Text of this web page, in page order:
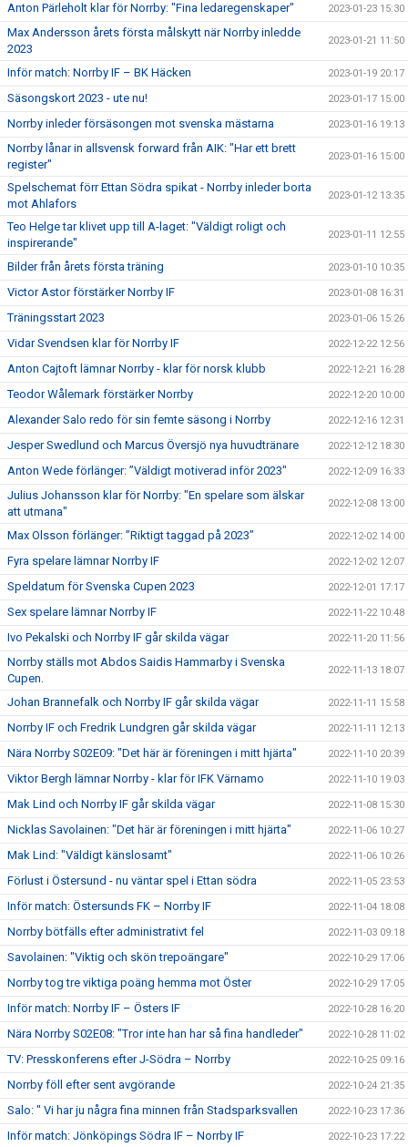
Anton Pärleholt klar för Norrby: "Fina ledaregenskaper" 2023-01-23 15:30
Max Andersson årets första målskytt när Norrby inledde
2023
2023-01-21 11:50
Inför match: Norrby IF – BK Häcken 2023-01-19 20:17
Säsongskort 2023 - ute nu! 2023-01-17 15:00
Norrby inleder försäsongen mot svenska mästarna 2023-01-16 19:13
Norrby lånar in allsvensk forward från AIK: "Har ett brett
register"
2023-01-16 15:00
Spelschemat förr Ettan Södra spikat - Norrby inleder borta
mot Ahlafors
2023-01-12 13:35
Teo Helge tar klivet upp till A-laget: "Väldigt roligt och
inspirerande"
2023-01-11 12:55
Bilder från årets första träning 2023-01-10 10:35
Victor Astor förstärker Norrby IF 2023-01-08 16:31
Träningsstart 2023 2023-01-06 15:26
Vidar Svendsen klar för Norrby IF 2022-12-22 12:56
Anton Cajtoft lämnar Norrby - klar för norsk klubb 2022-12-21 16:28
Teodor Wålemark förstärker Norrby 2022-12-20 10:00
Alexander Salo redo för sin femte säsong i Norrby 2022-12-16 12:31
Jesper Swedlund och Marcus Översjö nya huvudtränare 2022-12-12 18:30
Anton Wede förlänger: ”Väldigt motiverad inför 2023" 2022-12-09 16:33
Julius Johansson klar för Norrby: "En spelare som älskar
att utmana"
2022-12-08 13:00
Max Olsson förlänger: ”Riktigt taggad på 2023” 2022-12-02 14:00
Fyra spelare lämnar Norrby IF 2022-12-02 12:07
Speldatum för Svenska Cupen 2023 2022-12-01 17:17
Sex spelare lämnar Norrby IF 2022-11-22 10:48
Ivo Pekalski och Norrby IF går skilda vägar 2022-11-20 11:56
Norrby ställs mot Abdos Saidis Hammarby i Svenska
Cupen.
2022-11-13 18:07
Johan Brannefalk och Norrby IF går skilda vägar 2022-11-11 15:58
Norrby IF och Fredrik Lundgren går skilda vägar 2022-11-11 12:13
Nära Norrby S02E09: "Det här är föreningen i mitt hjärta" 2022-11-10 20:39
Viktor Bergh lämnar Norrby - klar för IFK Värnamo 2022-11-10 19:03
Mak Lind och Norrby IF går skilda vägar 2022-11-08 15:30
Nicklas Savolainen: "Det här är föreningen i mitt hjärta" 2022-11-06 10:27
Mak Lind: "Väldigt känslosamt" 2022-11-06 10:26
Förlust i Östersund - nu väntar spel i Ettan södra 2022-11-05 23:53
Inför match: Östersunds FK – Norrby IF 2022-11-04 18:08
Norrby bötfälls efter administrativt fel 2022-11-03 09:18
Savolainen: "Viktig och skön trepoängare" 2022-10-29 17:06
Norrby tog tre viktiga poäng hemma mot Öster 2022-10-29 17:05
Inför match: Norrby IF – Östers IF 2022-10-28 16:20
Nära Norrby S02E08: "Tror inte han har så fina handleder" 2022-10-28 11:02
TV: Presskonferens efter J-Södra – Norrby 2022-10-25 09:16
Norrby föll efter sent avgörande 2022-10-24 21:35
Salo: " Vi har ju några fina minnen från Stadsparksvallen 2022-10-23 17:36
Inför match: Jönköpings Södra IF – Norrby IF 2022-10-23 17:22